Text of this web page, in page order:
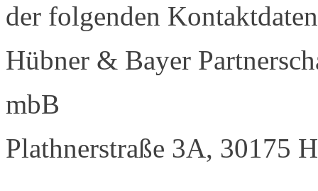
der folgenden
Hübner & Bayer
mbB
Plathnerstraße 3A, 30175